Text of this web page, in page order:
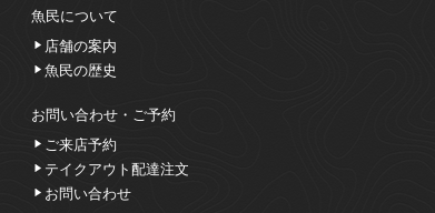
魚民について
店舗の案内
魚民の歴史
お問い合わせ・ご予約
ご来店予約
テイクアウト配達注文
お問い合わせ